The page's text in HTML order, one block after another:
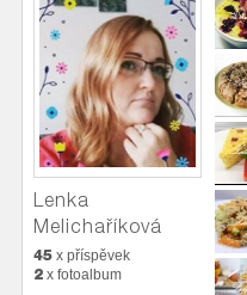
Lenka
Melichaříková
45 x příspěvek
2 x fotoalbum